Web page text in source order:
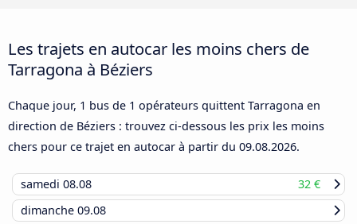
Les trajets en autocar les moins chers de
Tarragona à Béziers
Chaque jour, 1 bus de 1 opérateurs quittent Tarragona en
direction de Béziers : trouvez ci-dessous les prix les moins
chers pour ce trajet en autocar à partir du 09.08.2026.
samedi 08.08
32 €
dimanche 09.08